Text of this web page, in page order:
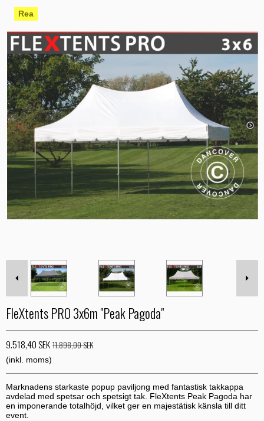
Rea
FleXtents PRO 3x6m "Peak Pagoda"
9.518,40 SEK11.898,00 SEK
(inkl. moms)
Marknadens starkaste popup paviljong med fantastisk takkappa
avdelad med spetsar och spetsigt tak. FleXtents Peak Pagoda har
en imponerande totalhöjd, vilket ger en majestätisk känsla till ditt
event.